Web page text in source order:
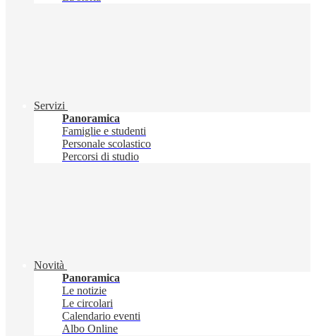
Servizi
Panoramica
Famiglie e studenti
Personale scolastico
Percorsi di studio
Novità
Panoramica
Le notizie
Le circolari
Calendario eventi
Albo Online